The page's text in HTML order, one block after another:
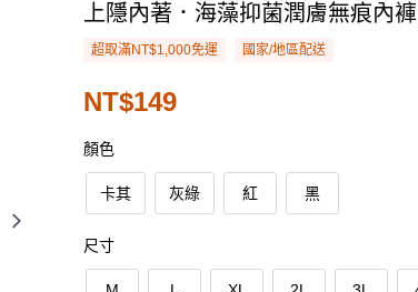
上隱內著．海藻抑菌潤膚無痕內
超取滿NT$1,000免運 國家/地區配送
NT$149
顏色
卡其 灰綠 紅 黑
尺寸